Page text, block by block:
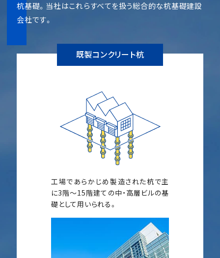
杭基礎。当社はこれらすべてを扱う総合的な杭基礎建設
会社です。
既製コンクリート杭
工場であらかじめ製造された杭で主
に3階～15階建ての中・高層ビルの基
礎として用いられる。